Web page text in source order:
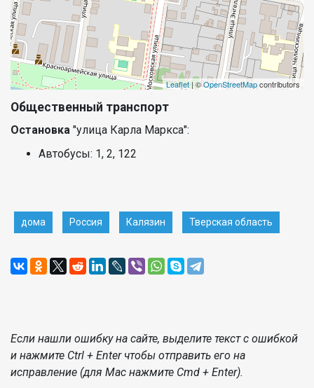
Leaflet| ©OpenStreetMapcontributors
Общественный транспорт
Остановка "улица Карла Маркса":
Автобусы: 1, 2, 122
дома Россия Калязин Тверская область
Если нашли ошибку на сайте, выделите текст с ошибкой
и нажмите Ctrl + Enter чтобы отправить его на
исправление (для Mac нажмите Cmd + Enter).